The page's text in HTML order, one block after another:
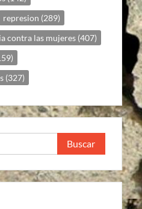
represion (289)
contra las mujeres (407)
(327)
Buscar: